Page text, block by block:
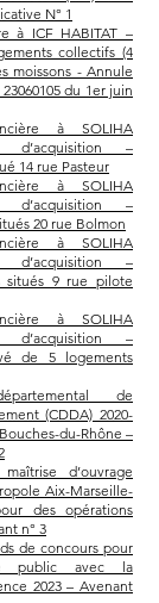
N° 1
à ICF HABITAT –
collectifs (4
moissons - Annule
du 1er juin
à SOLIHA
d’acquisition –
14 rue Pasteur
à SOLIHA
d’acquisition –
20 rue Bolmon
à SOLIHA
d’acquisition –
situés 9 rue pilote
à SOLIHA
d’acquisition –
de 5 logements
de
(CDDA) 2020-
du-Rhône –
d’ouvrage
Aix-Marseille-
des opérations
n° 3
de concours pour
public avec la
2023 – Avenant